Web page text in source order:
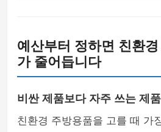
예산부터 정하면 친환
가 줄어듭니다
비싼 제품보다 자주 쓰는 제
친환경 주방용품을 고를 때 가